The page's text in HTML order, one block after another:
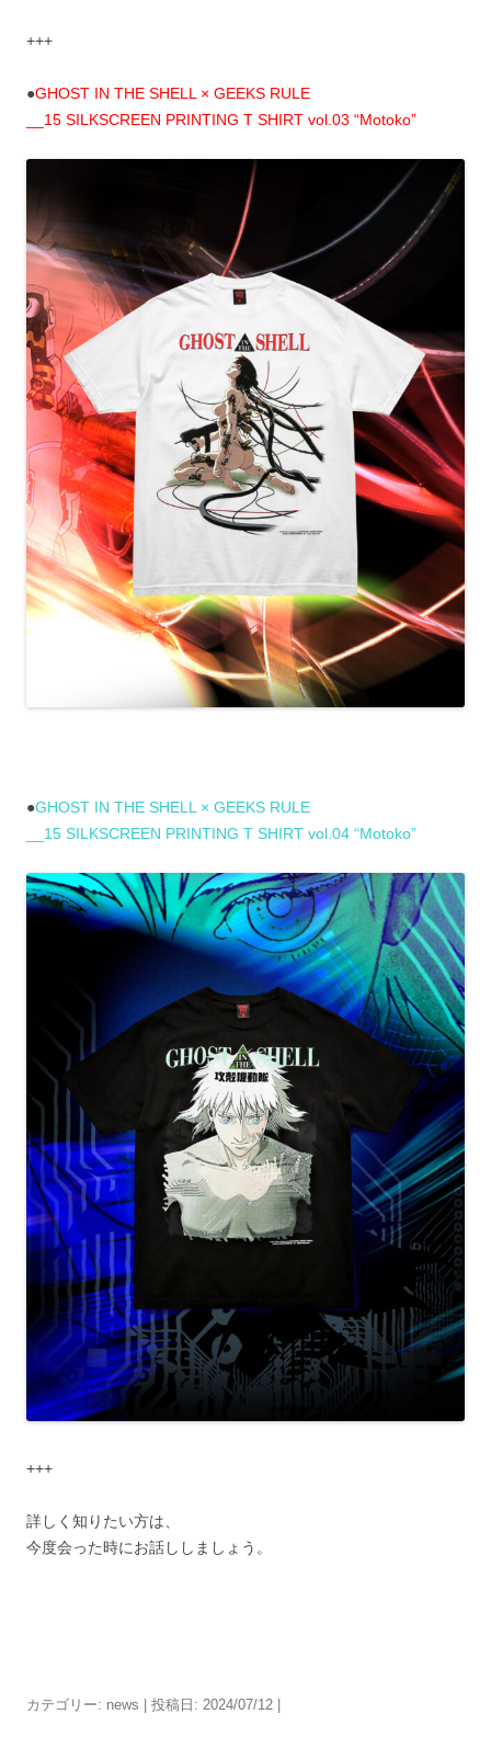
+++
●GHOST IN THE SHELL × GEEKS RULE
__15 SILKSCREEN PRINTING T SHIRT vol.03 “Motoko”
●GHOST IN THE SHELL × GEEKS RULE
__15 SILKSCREEN PRINTING T SHIRT vol.04 “Motoko”
+++
詳しく知りたい方は、
今度会った時にお話ししましょう。
カテゴリー: news | 投稿日: 2024/07/12